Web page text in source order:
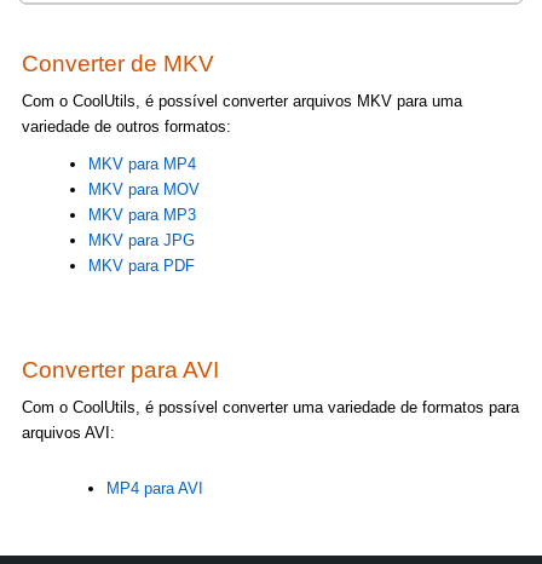
Converter de MKV
Com o CoolUtils, é possível converter arquivos MKV para uma
variedade de outros formatos:
MKV para MP4
MKV para MOV
MKV para MP3
MKV para JPG
MKV para PDF
Converter para AVI
Com o CoolUtils, é possível converter uma variedade de formatos para
arquivos AVI:
MP4 para AVI